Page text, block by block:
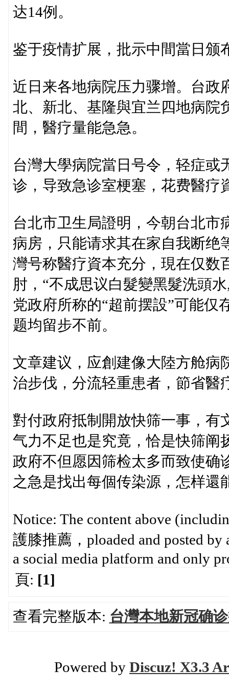
达14例。
鉴于疫情扩展，批示中間當日颁
近日来各地病院压力骤增。台政
北、新北、基隆與宜兰四地病院
間，醫疗量能急急。
台灣大學病院當日号令，轻症或
诊，导致急诊室梗塞，花费醫疗
台北市卫生局證明，今朝台北市
病房，只能请求其在家自我断绝
灣号称醫疗資本充分，現在仅数
肘，“不成思议白髮變黑髮洗頭
党政府所称的“超前摆設”可能仅
题均留步不前。
文章建议，应創建像大陸方舱病
治步伐，分流轻重患者，節省醫
對付政府抵制開放快筛一事，有
气力不足也是究竟，恰是快筛阐
政府不但愿因筛检太多而致使确
之急是找出每個传染源，怎样還
Notice: The content above
護膝推薦，ploaded and posted by
a social media platform and only
頁: [1]
查看完整版本: 台灣本地新冠确
Powered by Discuz! X3.3